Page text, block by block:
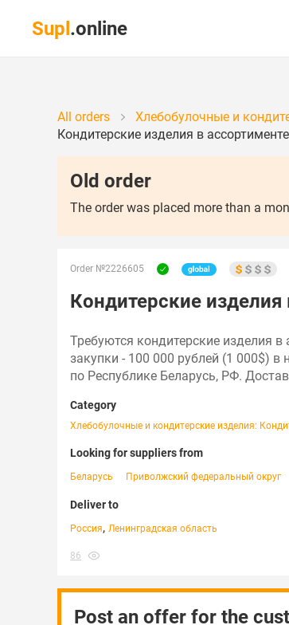
Supl.online
All orders
Хлебобулочные и
Кондитерские изделия в
Old order
The order was placed more than a
Order №2226605
Кондитерские
Требуются кондитерские изделия
закупки - 100 000 рублей (1 000$)
по Республике Беларусь, РФ.
Category
Хлебобулочные и кондитерские изделия:
Looking for suppliers from
Беларусь Приволжский федеральный округ
Deliver to
Россия, Ленинградская область
86
Post an offer for the